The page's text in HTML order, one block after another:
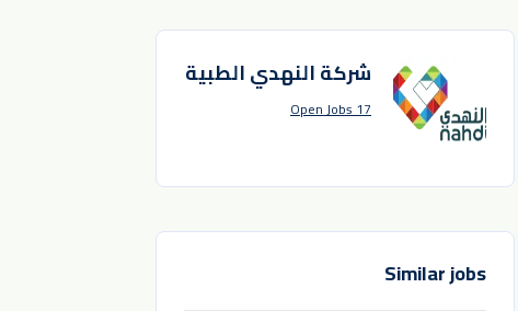
شركة النهدي الطبية
17 Open Jobs
Similar jobs